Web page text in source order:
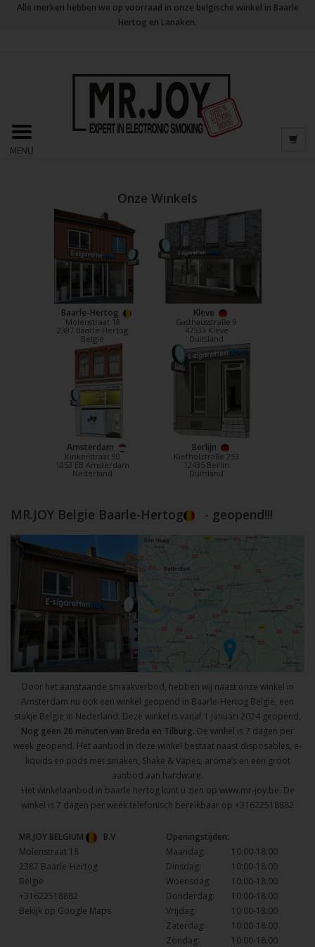
Alle merken hebben we op voorraad in onze belgische winkel in Baarle
Hertog en Lanaken.
MENU
Onze Winkels
Baarle-Hertog
Molenstraat 18
2387 Baarle-Hertog
België
Kleve
Gasthausstraße 9
47533 Kleve
Duitsland
Amsterdam
Kinkerstraat 90
1053 EB Amsterdam
Nederland
Berlijn
Kiefholztraße 253
12435 Berlin
Duitsland
MR.JOY Belgie Baarle-Hertog - geopend!!!
Door het aanstaande smaakverbod, hebben wij naast onze winkel in
Amsterdam nu ook een winkel geopend in Baarle-Hertog Belgie, een
stukje Belgie in Nederland. Deze winkel is vanaf 1 januari 2024 geopend,
Nog geen 20 minuten van Breda en Tilburg. De winkel is 7 dagen per
week geopend. Het aanbod in deze winkel bestaat naast disposables, e-
liquids en pods met smaken, Shake & Vapes, aroma’s en een groot
aanbod aan hardware.
Het winkelaanbod in baarle hertog kunt u zien op www.mr-joy.be. De
winkel is 7 dagen per week telefonisch bereikbaar op +31622518882
MR.JOY BELGIUM
B.V
Molenstraat 18
2387 Baarle-Hertog
België
+31622518882
Bekijk op Google Maps
Openingstijden:
Maandag:
10:00-18:00
Dinsdag:
10:00-18:00
Woensdag:
10:00-18:00
Donderdag:
10:00-18:00
Vrijdag:
10:00-18:00
Zaterdag:
10:00-18:00
Zondag:
10:00-18:00